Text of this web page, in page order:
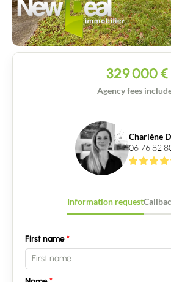
329 000€
Agency fees
Charlène
06 76 82
Information request
First name